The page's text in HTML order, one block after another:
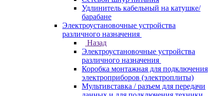
Удлинитель кабельный на катушке/
барабане
Электроустановочные устройства
различного назначения
Назад
Электроустановочные устройства
различного назначения
Коробка монтажная для подключения
электроприборов (электроплиты)
Мультивставка / разъем для передачи